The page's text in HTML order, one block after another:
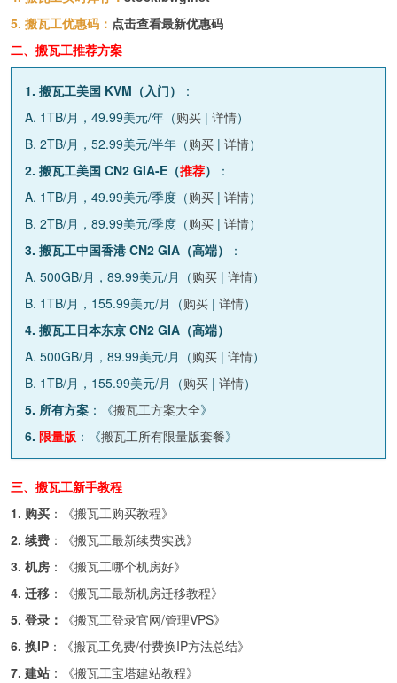
5. 搬瓦工优惠码： 点击查看最新优惠码
二、搬瓦工推荐方案
1. 搬瓦工美国 KVM（入门）
：
A. 1TB/月，49.99美元/年（购买 | 详情）
B. 2TB/月，52.99美元/半年（购买 | 详情）
2. 搬瓦工美国 CN2 GIA-E（推荐）
：
A. 1TB/月，49.99美元/季度（购买 | 详情）
B. 2TB/月，89.99美元/季度（购买 | 详情）
3. 搬瓦工中国香港 CN2 GIA（高端）
：
A. 500GB/月，89.99美元/月（购买 | 详情）
B. 1TB/月，155.99美元/月（购买 | 详情）
4. 搬瓦工日本东京 CN2 GIA（高端）
A. 500GB/月，89.99美元/月（购买 | 详情）
B. 1TB/月，155.99美元/月（购买 | 详情）
5. 所有方案 ：《搬瓦工方案大全》
6. 限量版 ：《搬瓦工所有限量版套餐》
三、搬瓦工新手教程
1. 购买 ：《搬瓦工购买教程》
2. 续费 ：《搬瓦工最新续费实践》
3. 机房 ：《搬瓦工哪个机房好》
4. 迁移 ：《搬瓦工最新机房迁移教程》
5. 登录：
《搬瓦工登录官网/管理VPS》
6. 换IP ：《搬瓦工免费/付费换IP方法总结》
7. 建站 ：《搬瓦工宝塔建站教程》